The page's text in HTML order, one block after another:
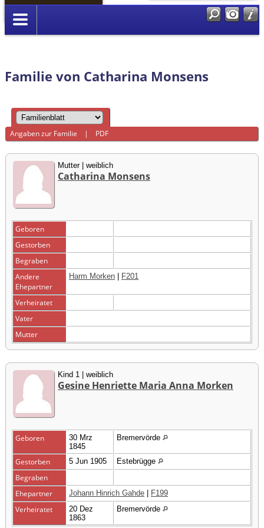
Anmelden
Familie von Catharina Monsens
Angaben zur Familie | PDF
Mutter | weiblich
Catharina Monsens
Geboren
Gestorben
Begraben
Andere
Ehepartner
Harm Morken F201
Verheiratet
Vater
Mutter
Kind 1 | weiblich
Gesine Henriette Maria Anna Morken
Geboren
30 Mrz
1845
Bremervörde
Gestorben 5 Jun 1905 Estebrügge
Begraben
Ehepartner
Johann Hinrich Gahde F199
Verheiratet
20 Dez
1863
Bremervörde